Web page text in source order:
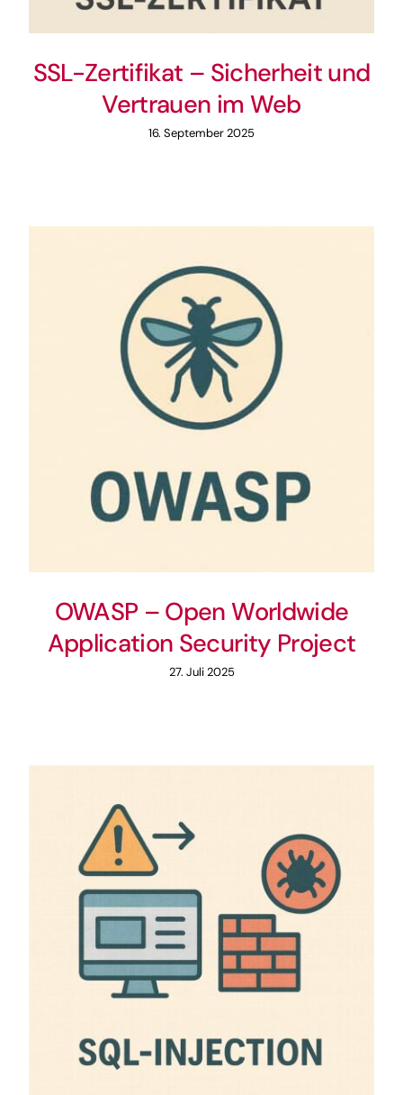
SSL-Zertifikat – Sicherheit und
Vertrauen im Web
16. September 2025
OWASP – Open Worldwide
Application Security Project
27. Juli 2025